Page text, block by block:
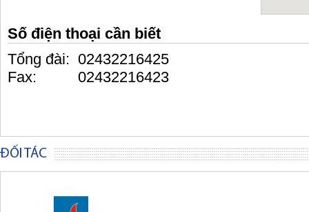
Số điện thoại cần biết
Tổng đài: 02432216425
Fax: 02432216423
ĐỐI TÁC